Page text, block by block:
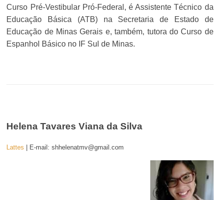
Curso Pré-Vestibular Pró-Federal, é Assistente Técnico da
Educação Básica (ATB) na Secretaria de Estado de
Educação de Minas Gerais e, também, tutora do Curso de
Espanhol Básico no IF Sul de Minas.
Helena Tavares Viana da Silva
Lattes | E-mail: shhelenatmv@gmail.com